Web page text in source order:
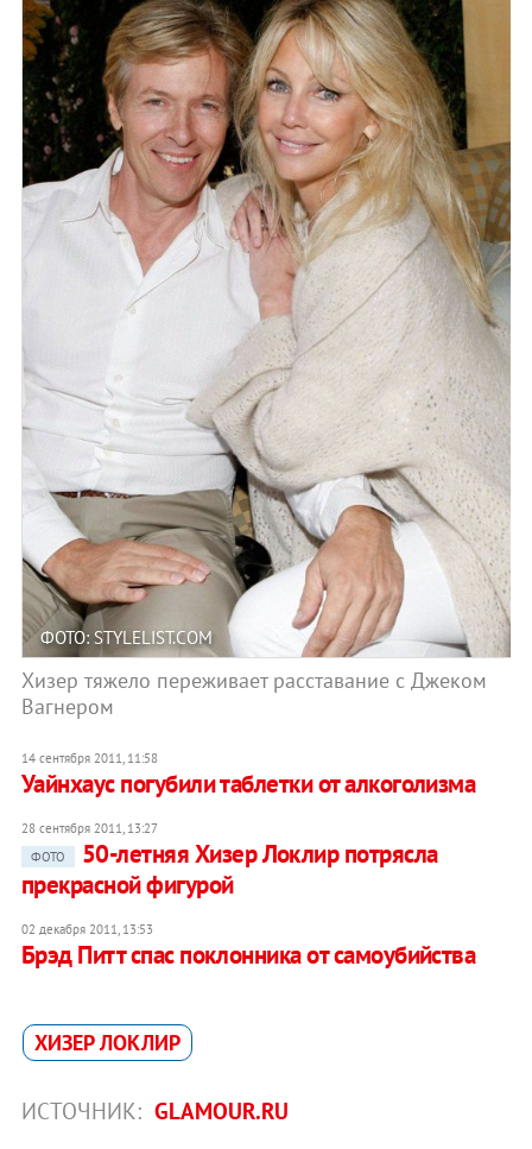
ФОТО: STYLELIST.COM
Хизер тяжело переживает расставание с Джеком
Вагнером
14 сентября 2011, 11:58
Уайнхаус погубили таблетки от алкоголизма
28 сентября 2011, 13:27
ФОТО
50-летняя Хизер Локлир потрясла
прекрасной фигурой
02 декабря 2011, 13:53
Брэд Питт спас поклонника от самоубийства
ХИЗЕР ЛОКЛИР
ИСТОЧНИК: GLAMOUR.RU